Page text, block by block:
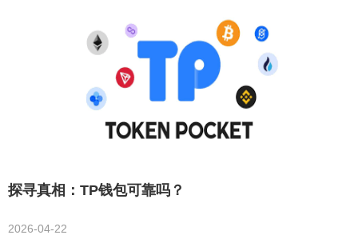
探寻真相：TP钱包可靠吗？
2026-04-22